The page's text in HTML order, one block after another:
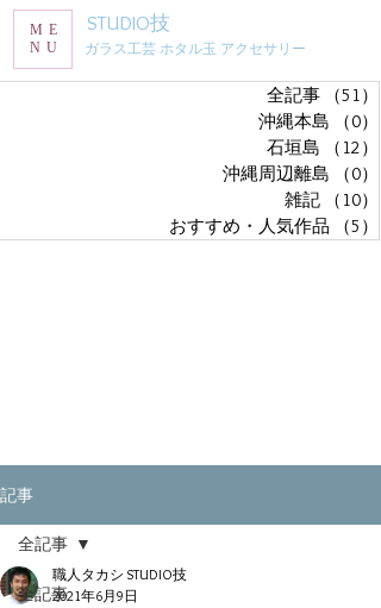
ME
NU
STUDIO技
ガラス工芸 ホタル玉 アクセサリー
全記事 （51）
沖縄本島
（0）
石垣島
（12）
沖縄周辺離島
（0）
雑記
（10）
おすすめ・人気作品
（5）
記事
全記事
全記事
職人タカシ STUDIO技
2021年6月9日